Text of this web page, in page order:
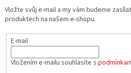
Vložte svůj e-mail a my vám budeme
produktech na našem e-shopu.
E-mail
Vložením e-mailu souhlasíte s